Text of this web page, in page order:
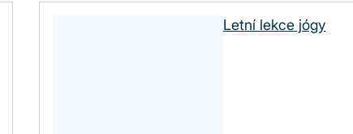
Letní lekce jógy